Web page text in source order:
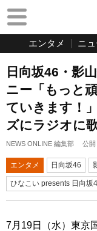
エンタメ ニ
日向坂46・影
ニー「もっと
ていきます！
ズにラジオに
NEWS ONLINE 編集部 公開
エンタメ 日向坂46
ひなこい presents 日向坂
7月19日（水）東京